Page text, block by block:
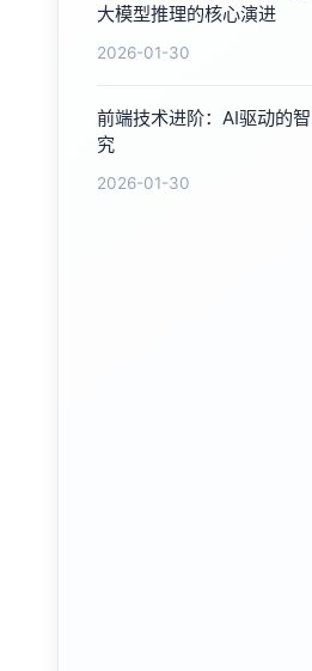
大模型推理的核心演进
2026-01-30
前端技术进阶：AI驱动的
究
2026-01-30